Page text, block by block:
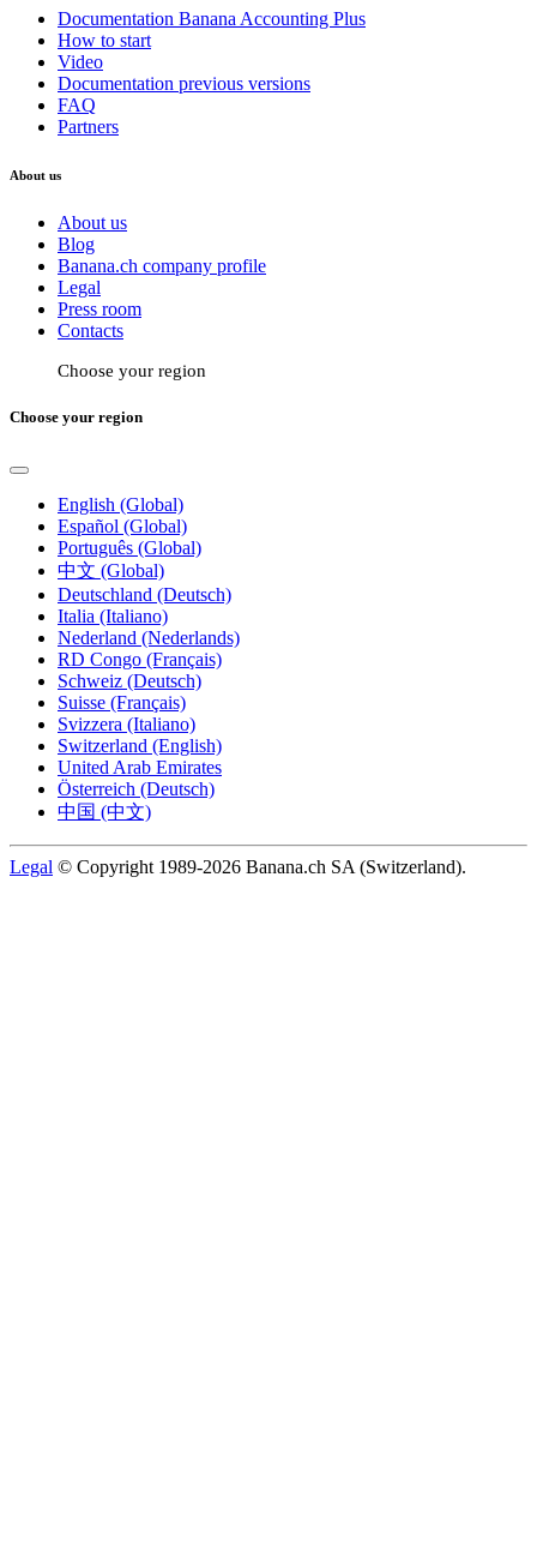
Documentation Banana Accounting Plus
How to start
Video
Documentation previous versions
FAQ
Partners
About us
About us
Blog
Banana.ch company profile
Legal
Press room
Contacts
Choose your region
Choose your region
English (Global)
Español (Global)
Português (Global)
中文 (Global)
Deutschland (Deutsch)
Italia (Italiano)
Nederland (Nederlands)
RD Congo (Français)
Schweiz (Deutsch)
Suisse (Français)
Svizzera (Italiano)
Switzerland (English)
United Arab Emirates
Österreich (Deutsch)
中国 (中文)
Legal © Copyright 1989-2026 Banana.ch SA (Switzerland).